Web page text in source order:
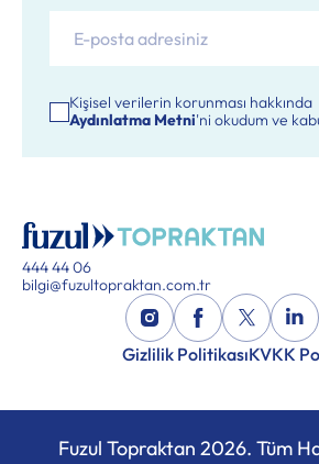
Kişisel verilerin korunması hakkında
Aydınlatma Metni'ni okudum ve
444 44 06
bilgi@fuzultopraktan.com.tr
Gizlilik PolitikasıKVKK
Fuzul Topraktan 2026. Tüm